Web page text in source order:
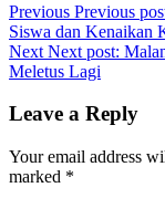
Previous Previous
Siswa dan Kenaikan
Next Next post:
Meletus Lagi
Leave a Reply
Your email address
marked *